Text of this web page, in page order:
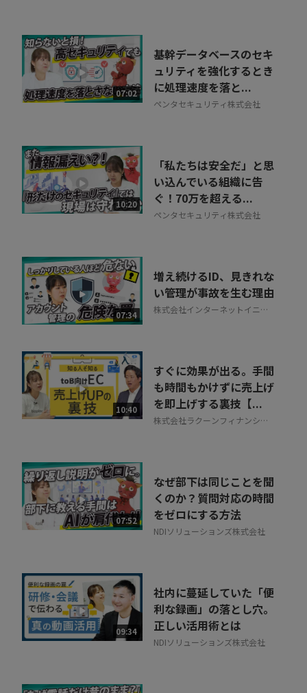
07:02
基幹データベースのセキ
ュリティを強化するとき
に処理速度を落と...
ペンタセキュリティ株式会社
10:20
「私たちは安全だ」と思
い込んでいる組織に告
ぐ！70万を超える...
ペンタセキュリティ株式会社
07:34
増え続けるID、見きれな
い管理が事故を生む理由
株式会社インターネットイニシ
10:40
すぐに効果が出る。手間
も時間もかけずに売上げ
を即上げする裏技【...
株式会社ラクーンフィナンシャ
07:52
なぜ部下は同じことを聞
くのか？質問対応の時間
をゼロにする方法
NDIソリューションズ株式会社
09:34
社内に蔓延していた「便
利な録画」の落とし穴。
正しい活用術とは
NDIソリューションズ株式会社